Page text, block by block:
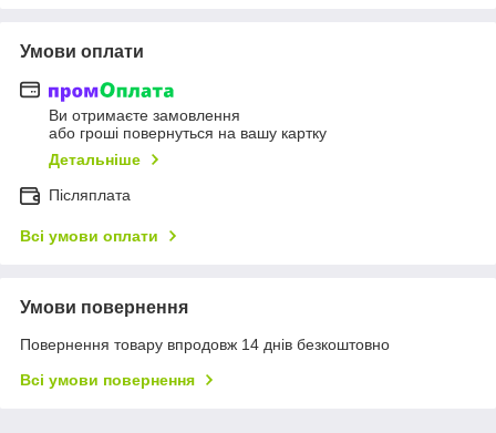
Умови оплати
Ви отримаєте замовлення
або гроші повернуться на вашу картку
Детальніше
Післяплата
Всі умови оплати
Умови повернення
Повернення товару впродовж 14 днів безкоштовно
Всі умови повернення